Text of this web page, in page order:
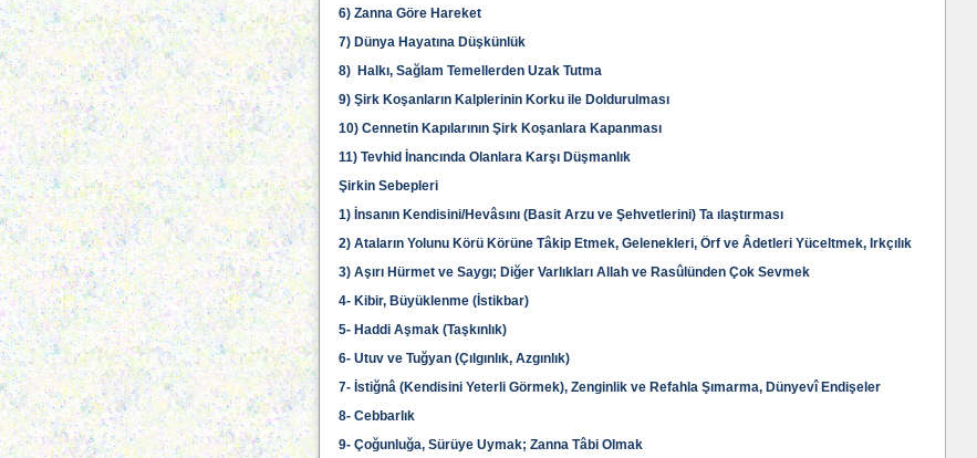
6) Zanna Göre Hareket
7) Dünya Hayatına Düşkünlük
8) Halkı, Sağlam Temellerden Uzak Tutma
9) Şirk Koşanların Kalplerinin Korku ile Doldurulması
10) Cennetin Kapılarının Şirk Koşanlara Kapanması
11) Tevhid İnancında Olanlara Karşı Düşmanlık
Şirkin Sebepleri
1) İnsanın Kendisini/Hevâsını (Basit Arzu ve Şehvetlerini) Ta ılaştırması
2) Ataların Yolunu Körü Körüne Tâkip Etmek, Gelenekleri, Örf ve Âdetleri Yüceltmek, Irkçılık
3) Aşırı Hürmet ve Saygı; Diğer Varlıkları Allah ve Rasûlünden Çok Sevmek
4- Kibir, Büyüklenme (İstikbar)
5- Haddi Aşmak (Taşkınlık)
6- Utuv ve Tuğyan (Çılgınlık, Azgınlık)
7- İstiğnâ (Kendisini Yeterli Görmek), Zenginlik ve Refahla Şımarma, Dünyevî Endişeler
8- Cebbarlık
9- Çoğunluğa, Sürüye Uymak; Zanna Tâbi Olmak